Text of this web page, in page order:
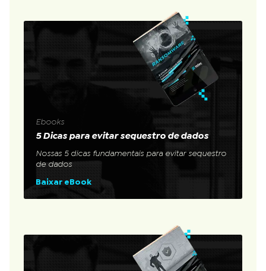
Ebooks
5 Dicas para evitar sequestro de dados
Nossas 5 dicas fundamentais para evitar sequestro
de dados
Baixar eBook